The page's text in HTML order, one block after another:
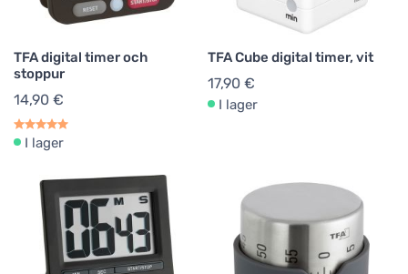
TFA digital timer och
stoppur
14,90 €
I lager
TFA Cube digital timer, vit
17,90 €
I lager